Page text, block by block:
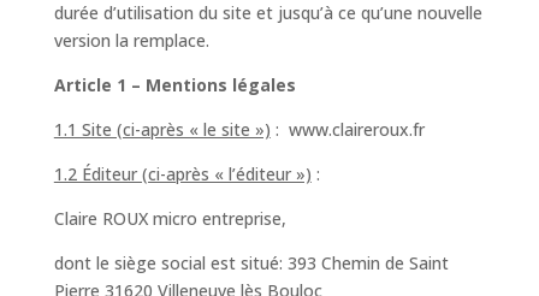
durée d’utilisation du site et jusqu’à ce qu’une nouvelle
version la remplace.
Article 1 – Mentions légales
1.1 Site (ci-après « le site ») : www.claireroux.fr
1.2 Éditeur (ci-après « l’éditeur ») :
Claire ROUX micro entreprise,
dont le siège social est situé: 393 Chemin de Saint
Pierre 31620 Villeneuve lès Bouloc